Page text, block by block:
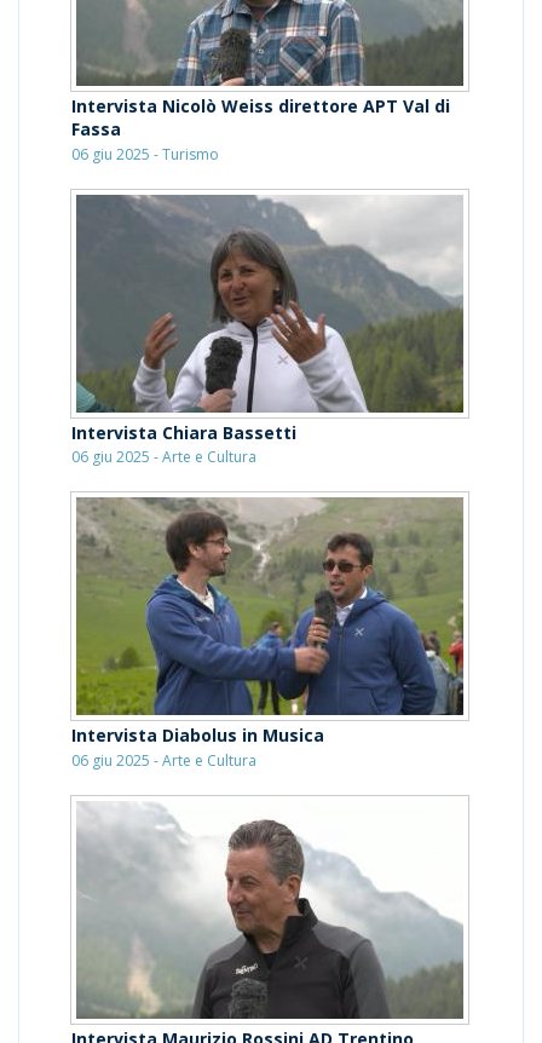
Intervista Nicolò Weiss direttore APT Val di
Fassa
06 giu 2025 - Turismo
Intervista Chiara Bassetti
06 giu 2025 - Arte e Cultura
Intervista Diabolus in Musica
06 giu 2025 - Arte e Cultura